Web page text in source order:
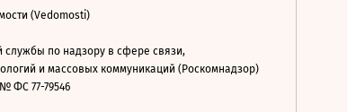
(Vedomosti)
по надзору в сфере связи,
и массовых коммуникаций (Роскомнадзор)
ФС 77-79546